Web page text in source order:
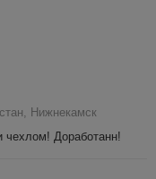
Нижнекамск
чехлом! Доработанн!